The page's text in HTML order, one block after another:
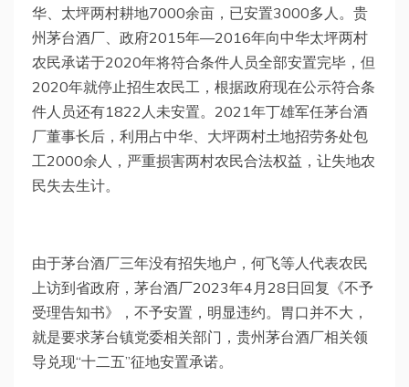
华、太坪两村耕地7000余亩，已安置3000多人。贵
州茅台酒厂、政府2015年—2016年向中华太坪两村
农民承诺于2020年将符合条件人员全部安置完毕，但
2020年就停止招生农民工，根据政府现在公示符合条
件人员还有1822人未安置。2021年丁雄军任茅台酒
厂董事长后，利用占中华、大坪两村土地招劳务处包
工2000余人，严重损害两村农民合法权益，让失地农
民失去生计。
由于茅台酒厂三年没有招失地户，何飞等人代表农民
上访到省政府，茅台酒厂2023年4月28日回复《不予
受理告知书》，不予安置，明显违约。胃口并不大，
就是要求茅台镇党委相关部门，贵州茅台酒厂相关领
导兑现“十二五”征地安置承诺。